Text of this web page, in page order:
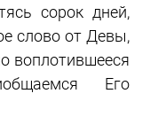
сорок дней,
слово от Девы,
воплотившееся
Его